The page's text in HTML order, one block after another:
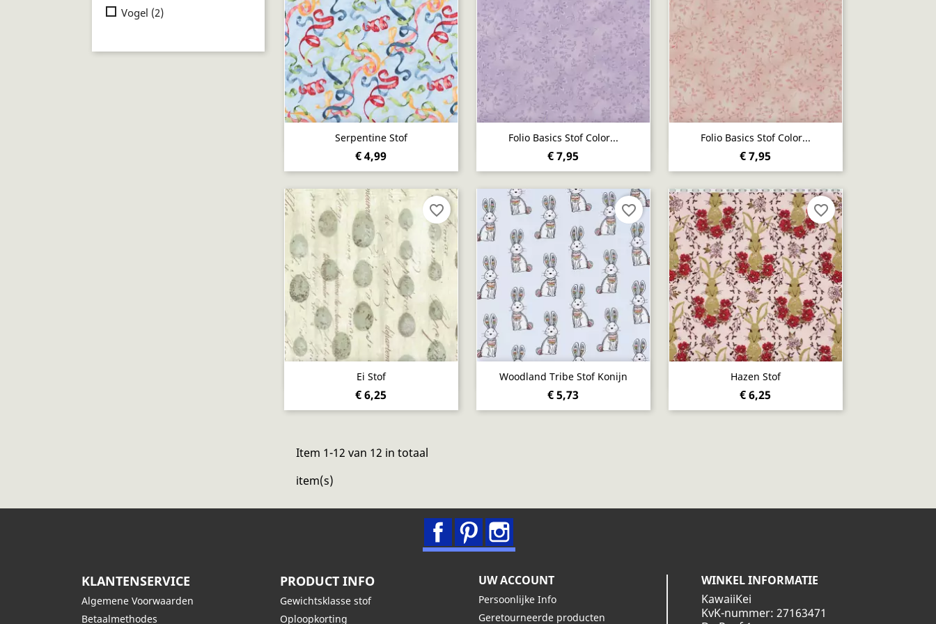
Vogel (2)
Serpentine Stof
€ 4,99
Snel bekijken Folio Basics Stof Color...
€ 7,95
Snel bekijken Folio Basics Stof Color...
€ 7,95
Snel bekijken
Ei Stof
€ 6,25
Snel bekijken
favorite_border
Woodland Tribe Stof Konijn
€ 5,73
Snel bekijken
favorite_border
Hazen Stof
€ 6,25
Snel bekijken
favorite_border
Item 1-12 van 12 in totaal
item(s)
FacebookPinterest
KLANTENSERVICE
Algemene Voorwaarden
Betaalmethodes
PRODUCT INFO
Gewichtsklasse stof
Oploopkorting
UW ACCOUNT
Persoonlijke Info
Geretourneerde producten
WINKEL INFORMATIE
KawaiiKei
KvK-nummer: 27163471